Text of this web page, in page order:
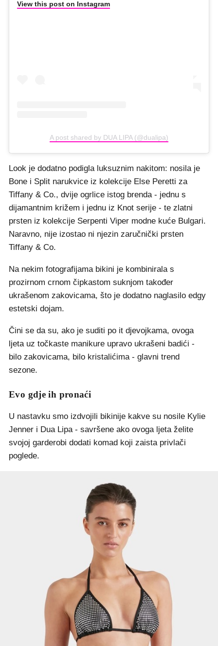
View this post on Instagram
A post shared by DUA LIPA (@dualipa)
Look je dodatno podigla luksuznim nakitom: nosila je
Bone i Split narukvice iz kolekcije Else Peretti za
Tiffany & Co., dvije ogrlice istog brenda - jednu s
dijamantnim križem i jednu iz Knot serije - te zlatni
prsten iz kolekcije Serpenti Viper modne kuće Bulgari.
Naravno, nije izostao ni njezin zaručnički prsten
Tiffany & Co.
Na nekim fotografijama bikini je kombinirala s
prozirnom crnom čipkastom suknjom također
ukrašenom zakovicama, što je dodatno naglasilo edgy
estetski dojam.
Čini se da su, ako je suditi po it djevojkama, ovoga
ljeta uz točkaste manikure upravo ukrašeni badići -
bilo zakovicama, bilo kristalićima - glavni trend
sezone.
Evo gdje ih pronaći
U nastavku smo izdvojili bikinije kakve su nosile Kylie
Jenner i Dua Lipa - savršene ako ovoga ljeta želite
svojoj garderobi dodati komad koji zaista privlači
poglede.